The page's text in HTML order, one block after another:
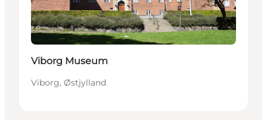
Viborg Museum
Viborg, Østjylland